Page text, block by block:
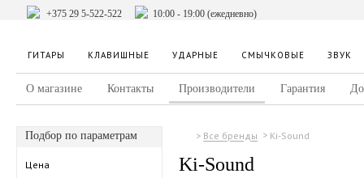
+375 29 5-522-522 10:00 - 19:00 (ежедневно)
ГИТАРЫ КЛАВИШНЫЕ УДАРНЫЕ СМЫЧКОВЫЕ ЗВУК
О магазине Контакты Производители Гарантия
Подбор по параметрам
Цена
Все бренды Ki-Sound
Ki-Sound